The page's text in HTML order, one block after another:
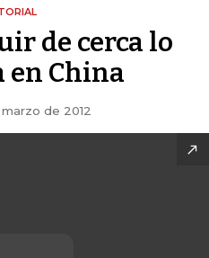
de cerca lo
en China
de 2012